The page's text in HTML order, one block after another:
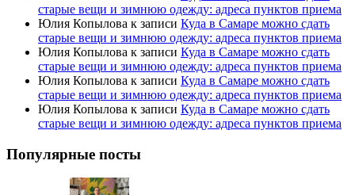
старые вещи и зимнюю одежду: адреса пунктов приема
Юлия Копылова к записи Куда в Самаре можно сдать
старые вещи и зимнюю одежду: адреса пунктов приема
Юлия Копылова к записи Куда в Самаре можно сдать
старые вещи и зимнюю одежду: адреса пунктов приема
Юлия Копылова к записи Куда в Самаре можно сдать
старые вещи и зимнюю одежду: адреса пунктов приема
Юлия Копылова к записи Куда в Самаре можно сдать
старые вещи и зимнюю одежду: адреса пунктов приема
Популярные посты